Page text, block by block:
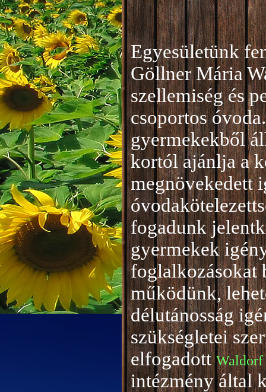
Egyesületünk
Göllner Mária
szellemiség és
csoportos
gyermekekből
kortól ajánlja a
megnövekedett
fogadunk
gyermekek
foglalkozásokat
működünk,
délutánosság
szükségletei
elfogadott Waldorf
intézmény által